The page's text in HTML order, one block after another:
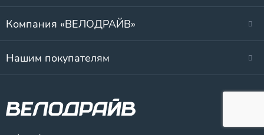
Компания «ВЕЛОДРАЙВ»
Нашим покупателям